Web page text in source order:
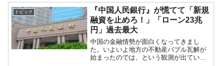
トピック
『中国人民銀行』が慌てて「新規
融資を止めろ！」「ローン23兆
円」過去最大
中国の金融情勢が面白くなってきまし
た。いよいよ地方の不動産バブル瓦解が
始まったのでは、という観測が出ていま